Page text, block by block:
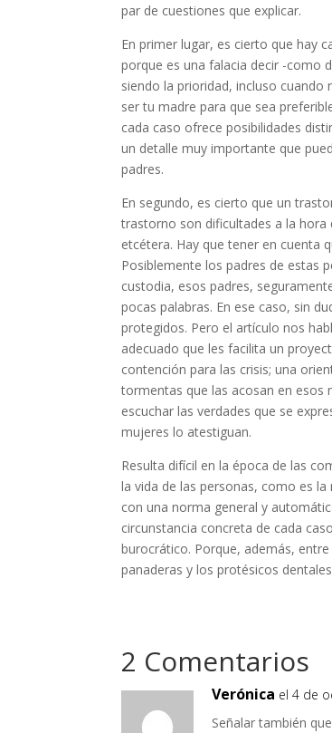
par de cuestiones que explicar.
En primer lugar, es cierto que hay
porque es una falacia decir -como
siendo la prioridad, incluso cuando
ser tu madre para que sea
cada caso ofrece posibilidades
un detalle muy importante que
padres.
En segundo, es cierto que un
trastorno son dificultades a la hora
etcétera. Hay que tener en cuenta
Posiblemente los padres de estas
custodia, esos padres,
pocas palabras. En ese caso, sin
protegidos. Pero el artículo nos
adecuado que les facilita un
contención para las crisis; una
tormentas que las acosan en esos
escuchar las verdades que se
mujeres lo atestiguan.
Resulta difícil en la época de las
la vida de las personas, como es
con una norma general y
circunstancia concreta de cada
burocrático. Porque, además,
panaderas y los protésicos
2 Comentarios
Verónica el 4 de
Señalar también